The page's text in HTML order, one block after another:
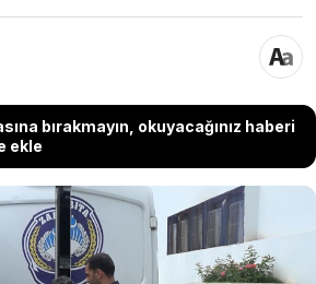
bırakmayın, okuyacağınız haberi
ekle
zabıta ekiplerinin otogarda